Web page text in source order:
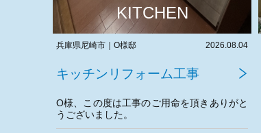
KITCHEN
兵庫県伊丹市｜M様邸 2026.08.03
キッチンリフォーム工事
M様、この度は工事のご用命を頂きありがと
うございました。